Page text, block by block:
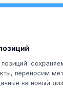
переносим
на новый